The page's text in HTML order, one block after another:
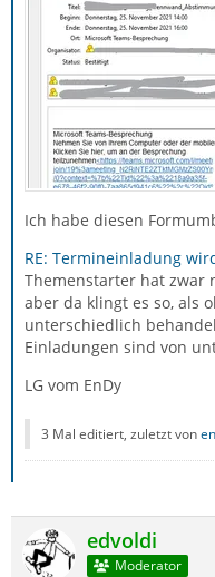
Ich habe diesen
RE: Termineinladung
Themenstarter hat zwar
aber da klingt es so, als
unterschiedlich
Einladungen sind von
LG vom EnDy
3 Mal editiert, zuletzt von
edvoldi
Moderator